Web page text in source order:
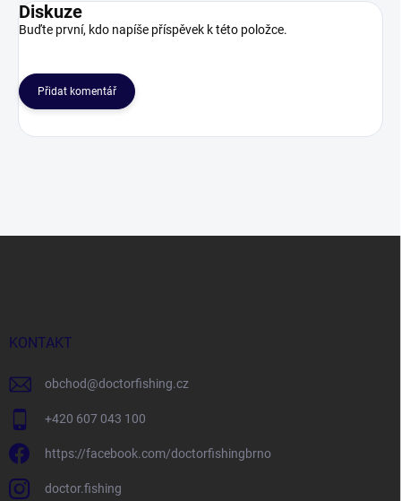
Diskuze
Buďte první, kdo napíše příspěvek k této položce.
Přidat komentář
KONTAKT
obchod@doctorfishing.cz
+420 607 043 100
https://facebook.com/doctorfishingbrno
doctor.fishing